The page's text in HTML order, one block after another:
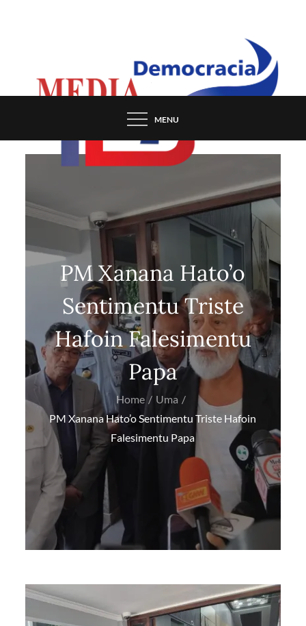
MENU
PM Xanana Hato’o
Sentimentu Triste
Hafoin Falesimentu
Papa
Home
Uma
PM Xanana Hato’o Sentimentu Triste Hafoin
Falesimentu Papa